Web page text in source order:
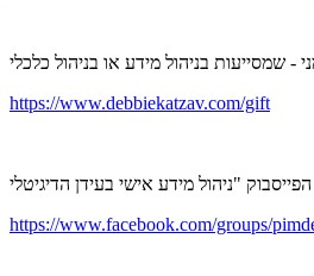
https://www.debbiekatzav.com/gift
https://www.facebook.com/groups/